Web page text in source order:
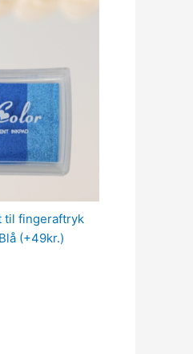
til fingeraftryk
(+49kr.)